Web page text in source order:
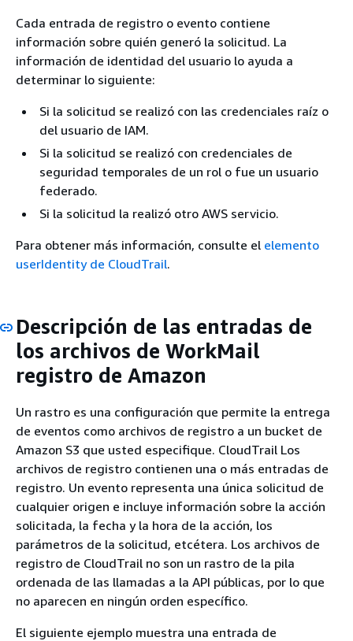
Cada entrada de registro o evento contiene
información sobre quién generó la solicitud. La
información de identidad del usuario lo ayuda a
determinar lo siguiente:
Si la solicitud se realizó con las credenciales raíz o
del usuario de IAM.
Si la solicitud se realizó con credenciales de
seguridad temporales de un rol o fue un usuario
federado.
Si la solicitud la realizó otro AWS servicio.
Para obtener más información, consulte el elemento
userIdentity de CloudTrail.
Descripción de las entradas de
los archivos de WorkMail
registro de Amazon
Un rastro es una configuración que permite la entrega
de eventos como archivos de registro a un bucket de
Amazon S3 que usted especifique. CloudTrail Los
archivos de registro contienen una o más entradas de
registro. Un evento representa una única solicitud de
cualquier origen e incluye información sobre la acción
solicitada, la fecha y la hora de la acción, los
parámetros de la solicitud, etcétera. Los archivos de
registro de CloudTrail no son un rastro de la pila
ordenada de las llamadas a la API públicas, por lo que
no aparecen en ningún orden específico.
El siguiente ejemplo muestra una entrada de